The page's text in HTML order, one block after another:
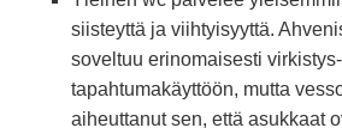
siisteyttä ja viihtyisyyttä.
soveltuu erinomaisesti
tapahtumakäyttöön, mutta
aiheuttanut sen, että asukkaat